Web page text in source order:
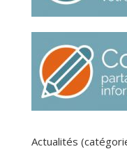
Actualités